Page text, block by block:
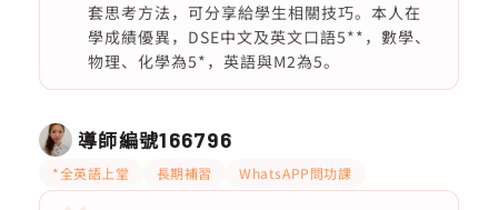
套思考方法，可分享給學生相關技巧。本人在
學成績優異，DSE中文及英文口語5**，數學、
物理、化學為5*，英語與M2為5。
導師編號166796
*全英語上堂 長期補習 WhatsAPP問功課